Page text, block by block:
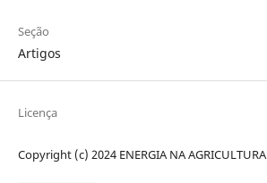
Seção
Artigos
Licença
Copyright (c) 2024 ENERGIA NA AGRICULTURA